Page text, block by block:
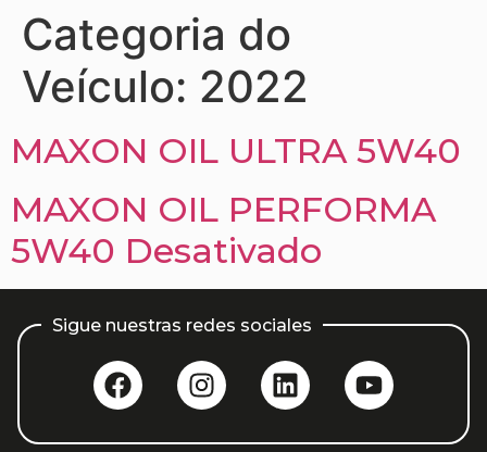
Categoria do
Veículo: 2022
MAXON OIL ULTRA 5W40
MAXON OIL PERFORMA
5W40 Desativado
Sigue nuestras redes sociales